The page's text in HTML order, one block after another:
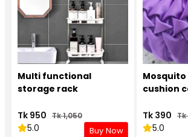
Multi functional
storage rack
Tk 950 Tk 1,050
5.0 Buy Now
cushion
Tk 390
5.0